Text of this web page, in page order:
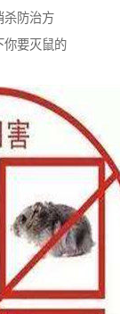
杀防治方
你要灭鼠的